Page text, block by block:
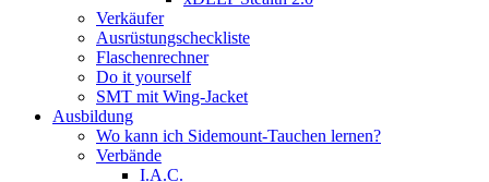
Verkäufer
Ausrüstungscheckliste
Flaschenrechner
Do it yourself
SMT mit Wing-Jacket
Ausbildung
Wo kann ich Sidemount-Tauchen lernen?
Verbände
I.A.C.